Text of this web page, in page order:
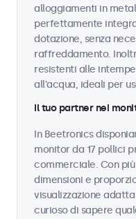
alloggiamenti in
perfettamente
dotazione, senza
raffreddamento.
resistenti alle
all'acqua, ideali per
Il tuo partner nei
In Beetronics
monitor da 17 pollici
commerciale. Con
dimensioni e
visualizzazione
curioso di sapere